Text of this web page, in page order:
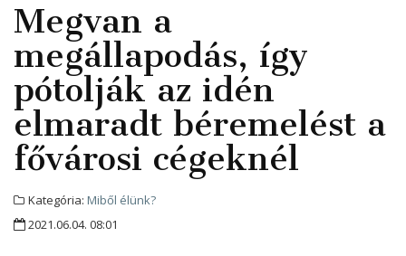
Megvan a
megállapodás, így
pótolják az idén
elmaradt béremelést a
fővárosi cégeknél
Kategória: Miből élünk?
2021.06.04. 08:01